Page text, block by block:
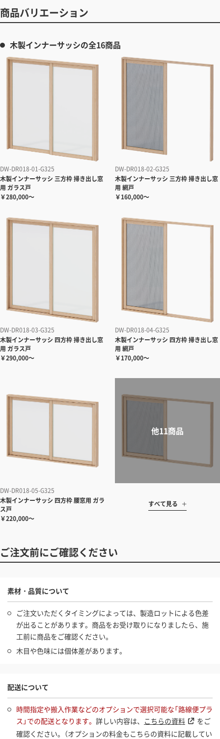
商品バリエーション
木製インナーサッシの全16商品
DW-DR018-01-G325
木製インナーサッシ 三方枠 掃き出し窓
用 ガラス戸
￥280,000～
DW-DR018-02-G325
木製インナーサッシ 三方枠 掃き出し窓
用 網戸
￥160,000～
DW-DR018-03-G325
木製インナーサッシ 四方枠 掃き出し窓
用 ガラス戸
￥290,000～
DW-DR018-04-G325
木製インナーサッシ 四方枠 掃き出し窓
用 網戸
￥170,000～
DW-DR018-05-G325
木製インナーサッシ 四方枠 腰窓用 ガラ
ス戸
￥220,000～
すべて見る
ご注文前にご確認ください
素材・品質について
ご注文いただくタイミングによっては、製造ロットによる色差
が出ることがあります。商品をお受け取りになりましたら、施
工前に商品をご確認ください。
木目や色味には個体差があります。
配送について
時間指定や搬入作業などのオプションで選択可能な「路線便プラ
ス」での配送となります。 詳しい内容は、 こちらの資料
をご
確認ください。（オプションの料金もこちらの資料に記載してい